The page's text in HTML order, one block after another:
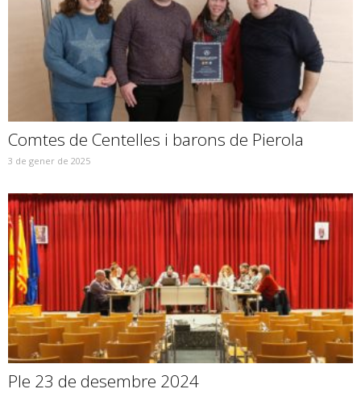
Comtes de Centelles i barons de Pierola
3 de gener de 2025
Ple 23 de desembre 2024